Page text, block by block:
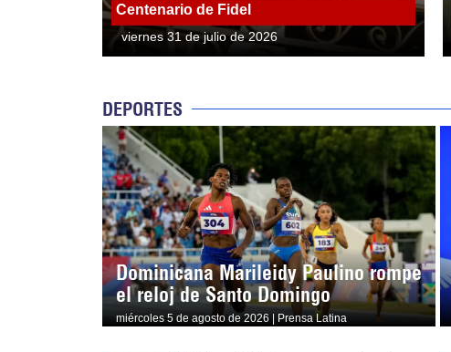
Centenario de Fidel
viernes 31 de julio de 2026
DEPORTES
Dominicana Marileidy Paulino rompe
el reloj de Santo Domingo
miércoles 5 de agosto de 2026 | Prensa Latina